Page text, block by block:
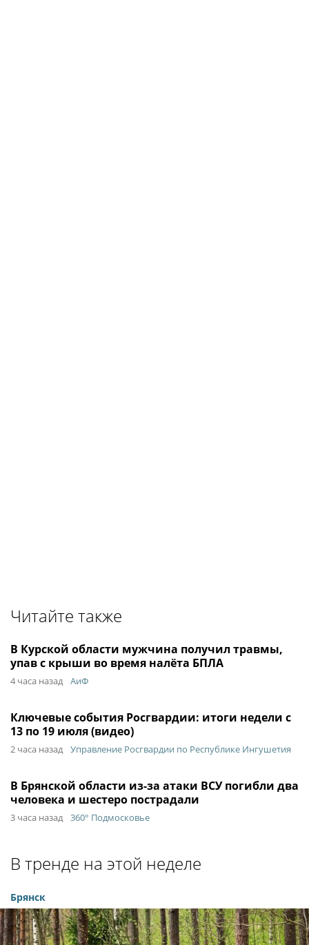
Читайте также
В Курской области мужчина получил травмы,
упав с крыши во время налёта БПЛА
4 часа назад АиФ
Ключевые события Росгвардии: итоги недели с
13 по 19 июля (видео)
2 часа назад Управление Росгвардии по Республике Ингушетия
В Брянской области из-за атаки ВСУ погибли два
человека и шестеро пострадали
3 часа назад 360° Подмосковье
В тренде на этой неделе
Брянск